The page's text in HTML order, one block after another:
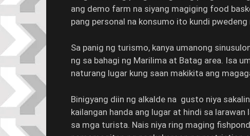
ang demo farm na siyang magiging food
pang personal na konsumo ito kundi
Sa panig ng turismo, kanya umanong
ng sa bahagi ng Marilima at Batag area. Isa
naturang lugar kung saan makikita ang
Binigyang diin ng alkalde na gusto niya
kailangan handa ang lugar at hindi sa
sa mga turista. Nais niya ring maging